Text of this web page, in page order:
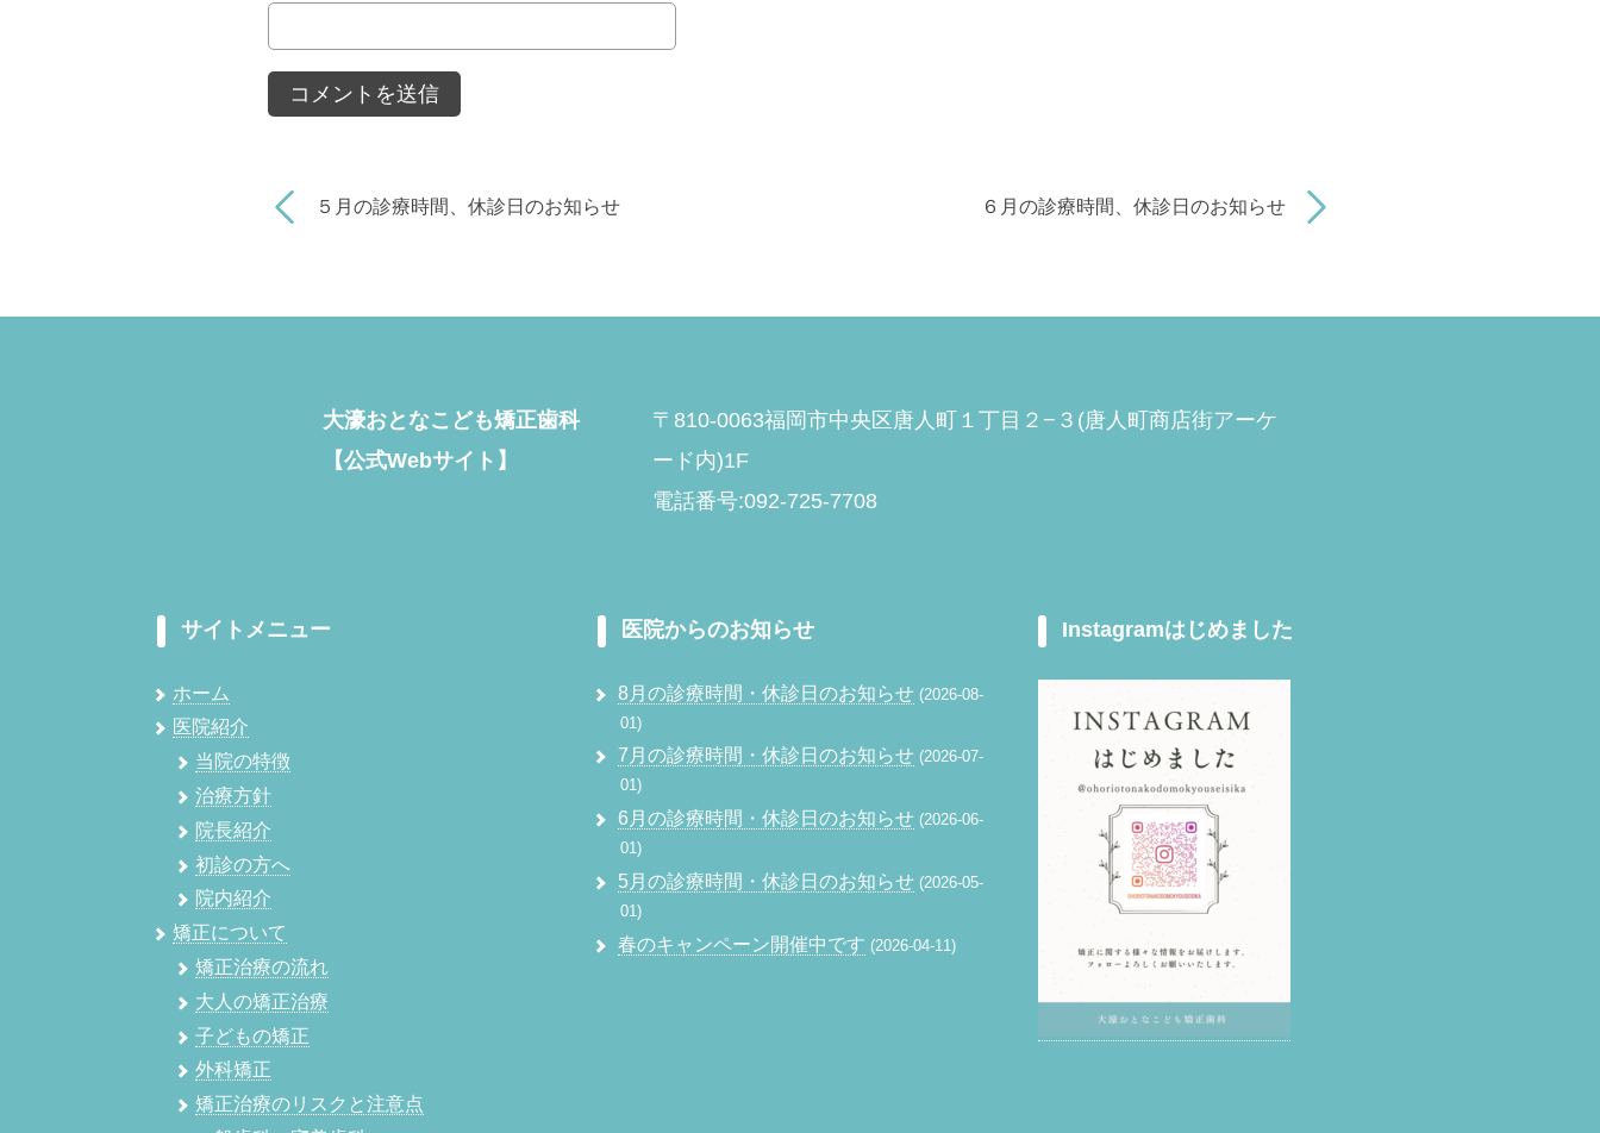
５月の診療時間、休診日のお知らせ ６月の診療時間、休診日のお知らせ
大濠おとなこども矯正歯科
【公式Webサイト】
〒810-0063福岡市中央区唐人町１丁目２−３(唐人町商店街アーケ
ード内)1F
電話番号:092-725-7708
サイトメニュー
ホーム
医院紹介
当院の特徴
治療方針
院長紹介
初診の方へ
院内紹介
矯正について
矯正治療の流れ
大人の矯正治療
子どもの矯正
外科矯正
矯正治療のリスクと注意点
医院からのお知らせ
8月の診療時間・休診日のお知らせ 2026-08-
01
7月の診療時間・休診日のお知らせ 2026-07-
01
6月の診療時間・休診日のお知らせ 2026-06-
01
5月の診療時間・休診日のお知らせ 2026-05-
01
春のキャンペーン開催中です 2026-04-11
Instagramはじめました